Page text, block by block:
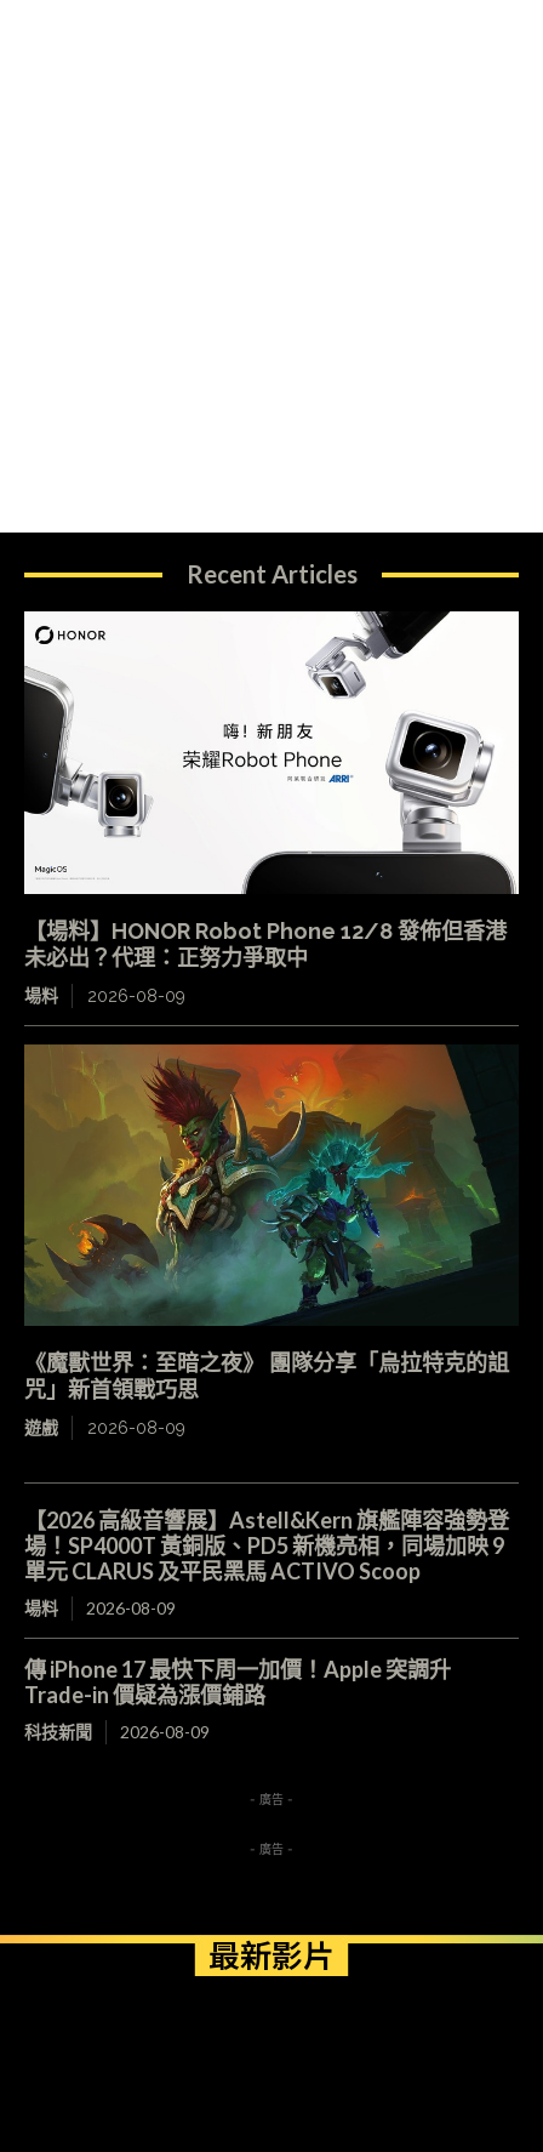
Recent Articles
【場料】HONOR Robot Phone 12/8 發佈但香港
未必出？代理：正努力爭取中
場料 2026-08-09
《魔獸世界：至暗之夜》 團隊分享「烏拉特克的詛
咒」新首領戰巧思
遊戲 2026-08-09
【2026 高級音響展】Astell&Kern 旗艦陣容強勢登
場！SP4000T 黃銅版、PD5 新機亮相，同場加映 9
單元 CLARUS 及平民黑馬 ACTIVO Scoop
場料 2026-08-09
傳 iPhone 17 最快下周一加價！Apple 突調升
Trade-in 價疑為漲價鋪路
科技新聞 2026-08-09
- 廣告 -
- 廣告 -
最新影片